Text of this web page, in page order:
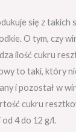
się z takich
O tym, czy
ilość cukru
to taki, który
i pozostał w
cukru
4 do 12 g/l.